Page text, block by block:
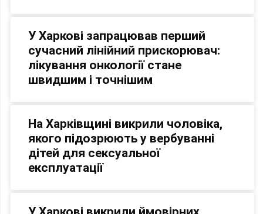
У Харкові запрацював перший
сучасний лінійний прискорювач:
лікування онкології стане
швидшим і точнішим
На Харківщині викрили чоловіка,
якого підозрюють у вербуванні
дітей для сексуальної
експлуатації